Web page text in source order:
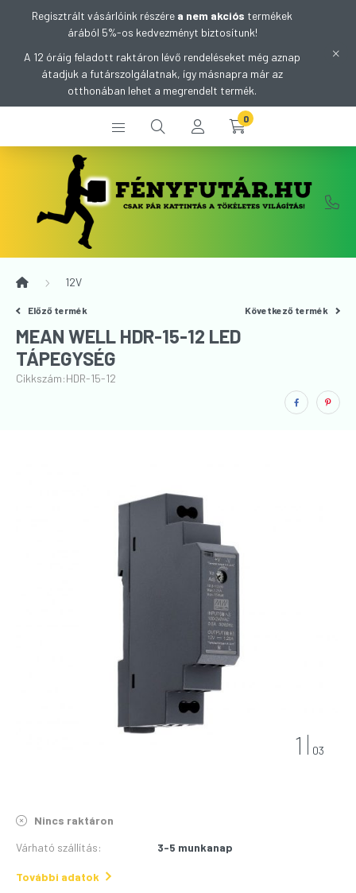
Regisztrált vásárlóink részére a nem akciós termékek
árából 5%-os kedvezményt biztosítunk!
A 12 óráig feladott raktáron lévő rendeléseket még aznap
átadjuk a futárszolgálatnak, így másnapra már az
otthonában lehet a megrendelt termék.
0
12V
Előző termék Következő termék
MEAN WELL HDR-15-12 LED
TÁPEGYSÉG
Cikkszám:HDR-15-12
1 03
Nincs raktáron
Várható szállítás: 3-5 munkanap
További adatok